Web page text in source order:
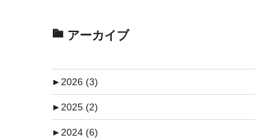
アーカイブ
►2026 (3)
►2025 (2)
►2024 (6)